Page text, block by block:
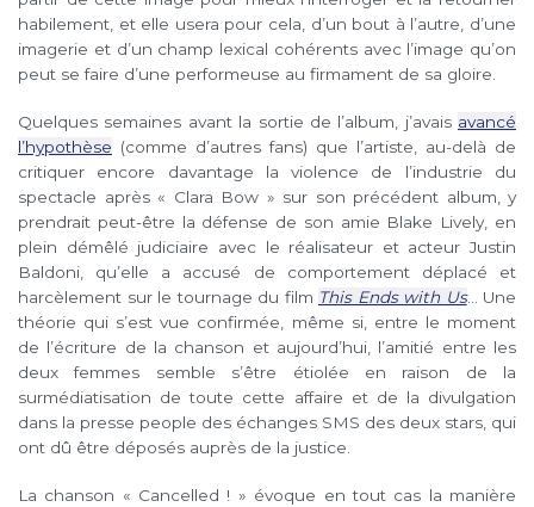
habilement, et elle usera pour cela, d’un bout à l’autre, d’une
imagerie et d’un champ lexical cohérents avec l’image qu’on
peut se faire d’une performeuse au firmament de sa gloire.
Quelques semaines avant la sortie de l’album, j’avais avancé
l’hypothèse (comme d’autres fans) que l’artiste, au-delà de
critiquer encore davantage la violence de l’industrie du
spectacle après « Clara Bow » sur son précédent album, y
prendrait peut-être la défense de son amie Blake Lively, en
plein démêlé judiciaire avec le réalisateur et acteur Justin
Baldoni, qu’elle a accusé de comportement déplacé et
harcèlement sur le tournage du film This Ends with Us… Une
théorie qui s’est vue confirmée, même si, entre le moment
de l’écriture de la chanson et aujourd’hui, l’amitié entre les
deux femmes semble s’être étiolée en raison de la
surmédiatisation de toute cette affaire et de la divulgation
dans la presse people des échanges SMS des deux stars, qui
ont dû être déposés auprès de la justice.
La chanson « Cancelled ! » évoque en tout cas la manière